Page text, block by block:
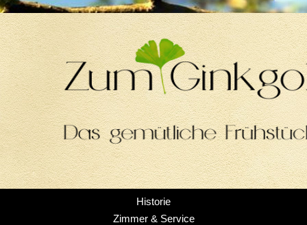
Historie
Zimmer & Service